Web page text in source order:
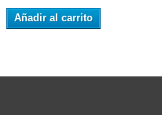
Añadir al carrito